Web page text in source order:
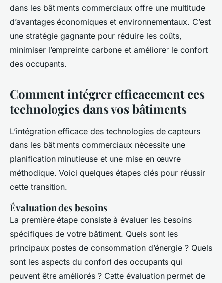
dans les bâtiments commerciaux offre une multitude
d’avantages économiques et environnementaux. C’est
une stratégie gagnante pour réduire les coûts,
minimiser l’empreinte carbone et améliorer le confort
des occupants.
Comment intégrer efficacement ces
technologies dans vos bâtiments
L’intégration efficace des technologies de capteurs
dans les bâtiments commerciaux nécessite une
planification minutieuse et une mise en œuvre
méthodique. Voici quelques étapes clés pour réussir
cette transition.
Évaluation des besoins
La première étape consiste à évaluer les besoins
spécifiques de votre bâtiment. Quels sont les
principaux postes de consommation d’énergie ? Quels
sont les aspects du confort des occupants qui
peuvent être améliorés ? Cette évaluation permet de